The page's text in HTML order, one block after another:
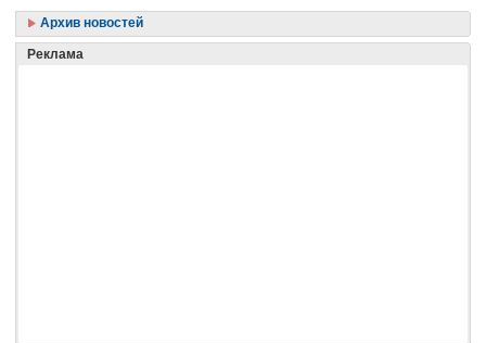
Архив новостей
Реклама